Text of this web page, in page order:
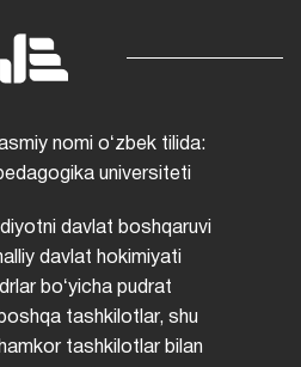
nomi oʻzbek tilida:
universiteti
davlat boshqaruvi
davlat hokimiyati
boʻyicha pudrat
tashkilotlar, shu
tashkilotlar bilan